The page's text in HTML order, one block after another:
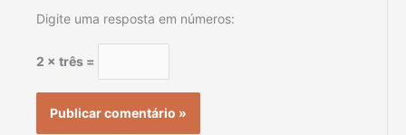
Digite uma resposta em números:
2 × três =